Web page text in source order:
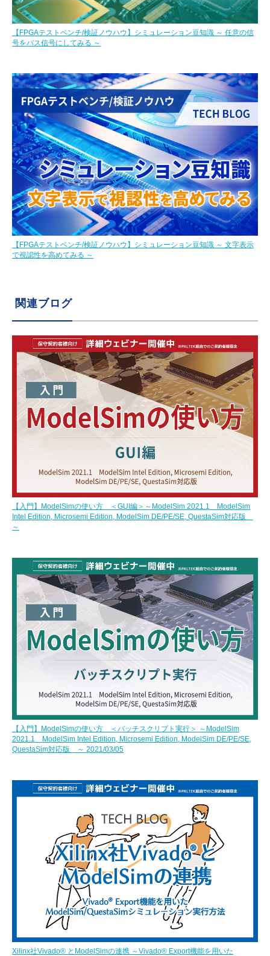
【FPGAテストベンチ/検証ノウハウ】シミュレーション豆知識 ～ 任意の信
号をバス信号にしてみる ～
【FPGAテストベンチ/検証ノウハウ】シミュレーション豆知識 ～ 文字表示
で視認性を高めてみる ～
関連ブログ
【入門】ModelSimの使い方 ＜GUI編＞～ModelSim 2021.1 ModelSim
Intel Edition, Microsemi Edition, ModelSim DE/PE/SE, QuestaSim対応版
～
【入門】ModelSimの使い方 ＜バッチスクリプト実行＞ ～ModelSim
2021.1 ModelSim Intel Edition, Microsemi Edition, ModelSim DE/PE/SE,
QuestaSim対応版 ～ 2021/03/05
Xilinx社Vivado® とModelSimの連携 ～Vivado® Export機能を用いた